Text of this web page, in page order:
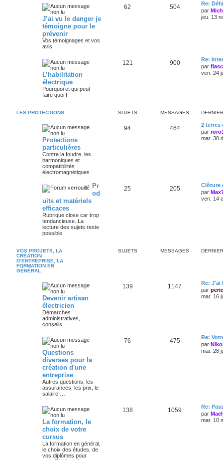
J’ai vu le danger je
témoigne pour le
prévenir
Vos témoignages et vos
avis
62 504
Re:
par
jeu. 13
L’habilitation
électrique
Pourquoi et qui peut
faire quoi !
121 900
Re:
par
ven. 24
LES PROTECTIONS SUJETS MESSAGES
Protections
particulières
Contre la foudre, les
harmoniques et
compatibilités
électromagnétiques
94 464
2 terres
par
mar. 30
Pr
od
uits et matériels
efficaces
Rubrique close car trop
tendancieuse. La
lecture des sujets reste
possible.
25 205
Clôture
par
ven. 14
VOS PROJETS, LA
CRÉATION
D’ENTREPRISE, LA
FORMATION EN
GÉNÉRAL
SUJETS MESSAGES
Devenir artisan
électricien
Démarches
administratives,
conseils…
139 1147
Re: J'ai
par
mar. 16
Questions
diverses pour la
création d'une
entreprise
Autres questions, les
assurances, les prix, le
salaire …
76 475
Re:
par
mar. 28
La formation, le
choix de votre
cursus
La formation en général,
le choix des études, de
vos diplômes pour
138 1059
Re:
par
mar. 10